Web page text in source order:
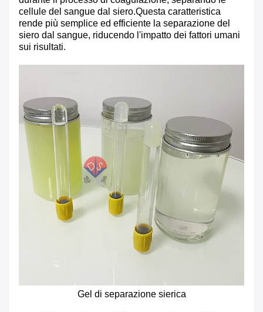
cellule del sangue dal siero.Questa caratteristica
rende più semplice ed efficiente la separazione del
siero dal sangue, riducendo l'impatto dei fattori umani
sui risultati.
Gel di separazione sierica